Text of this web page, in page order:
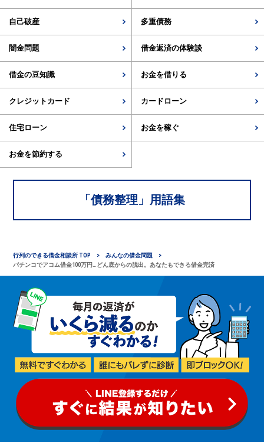
自己破産 多重債務
闇金問題 借金返済の体験談
借金の豆知識 お金を借りる
クレジットカード カードローン
住宅ローン お金を稼ぐ
お金を節約する
「債務整理 」用語集
行列のできる借金相談所 TOP
みんなの借金問題
パチンコでアコム借金100万円…どん底からの脱出。あなたもできる借金完済